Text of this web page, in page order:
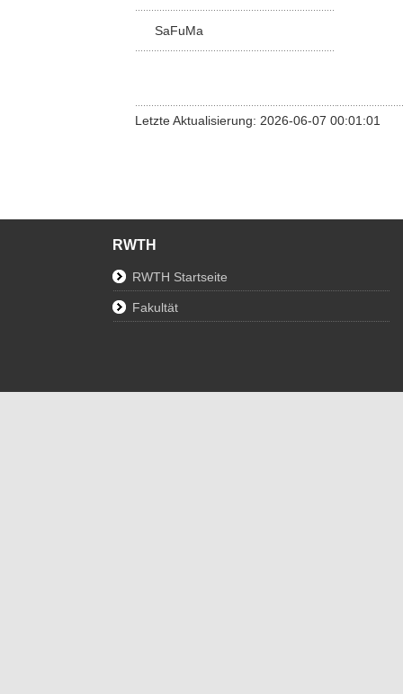
SaFuMa
Letzte Aktualisierung: 2026-06-07 00:01:01
RWTH
RWTH Startseite
Fakultät